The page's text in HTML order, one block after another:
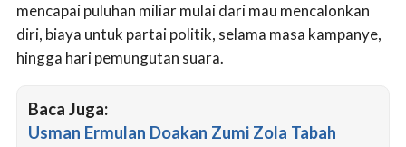
mencapai puluhan miliar mulai dari mau mencalonkan
diri, biaya untuk partai politik, selama masa kampanye,
hingga hari pemungutan suara.
Baca Juga:
Usman Ermulan Doakan Zumi Zola Tabah